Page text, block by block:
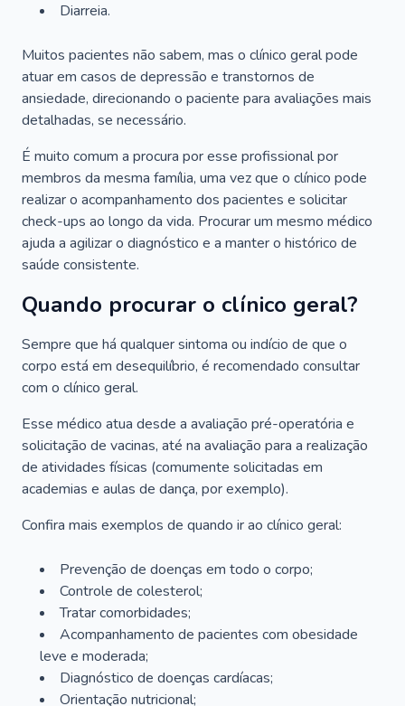
Diarreia.
Muitos pacientes não sabem, mas o clínico geral pode
atuar em casos de depressão e transtornos de
ansiedade, direcionando o paciente para avaliações mais
detalhadas, se necessário.
É muito comum a procura por esse profissional por
membros da mesma família, uma vez que o clínico pode
realizar o acompanhamento dos pacientes e solicitar
check-ups ao longo da vida. Procurar um mesmo médico
ajuda a agilizar o diagnóstico e a manter o histórico de
saúde consistente.
Quando procurar o clínico geral?
Sempre que há qualquer sintoma ou indício de que o
corpo está em desequilíbrio, é recomendado consultar
com o clínico geral.
Esse médico atua desde a avaliação pré-operatória e
solicitação de vacinas, até na avaliação para a realização
de atividades físicas (comumente solicitadas em
academias e aulas de dança, por exemplo).
Confira mais exemplos de quando ir ao clínico geral:
Prevenção de doenças em todo o corpo;
Controle de colesterol;
Tratar comorbidades;
Acompanhamento de pacientes com obesidade
leve e moderada;
Diagnóstico de doenças cardíacas;
Orientação nutricional;